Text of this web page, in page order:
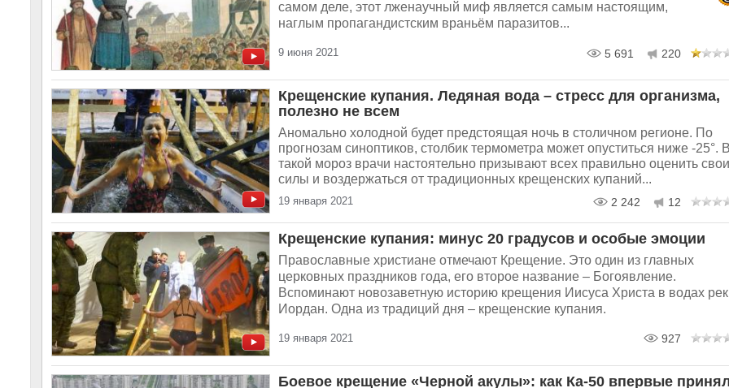
самом деле, этот лженаучный миф является самым настоящим,
наглым пропагандистским враньём паразитов...
9 июня 2021 5 691 220
Крещенские купания. Ледяная вода – стресс для организма,
полезно не всем
Аномально холодной будет предстоящая ночь в столичном регионе. По
прогнозам синоптиков, столбик термометра может опуститься ниже -25°.
такой мороз врачи настоятельно призывают всех правильно оценить свои
силы и воздержаться от традиционных крещенских купаний...
19 января 2021 2 242 12
Крещенские купания: минус 20 градусов и особые эмоции
Православные христиане отмечают Крещение. Это один из главных
церковных праздников года, его второе название – Богоявление.
Вспоминают новозаветную историю крещения Иисуса Христа в водах
Иордан. Одна из традиций дня – крещенские купания.
19 января 2021 927
Боевое крещение «Черной акулы»: как Ка-50 впервые